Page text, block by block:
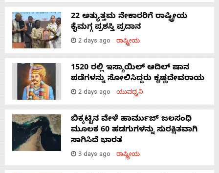
22 ಅತ್ಯುತ್ತಮ ನೇಕಾರರಿಗೆ ರಾಷ್ಟ್ರೀಯ
ಕೈಮಗ್ಗ ಪ್ರಶಸ್ತಿ ಪ್ರದಾನ
2 days ago ರಾಷ್ಟ್ರೀಯ
1520 ರಲ್ಲಿ ಇಸ್ಮಾಯಿಲ್ ಆದಿಲ್ ಷಾನ
ಪಡೆಗಳನ್ನು ಸೋಲಿಸಿದ್ದರು ಕೃಷ್ಣದೇವರಾಯ
2 days ago ಯುವಧ್ವನಿ
ಬಿಕ್ಕಟ್ಟಿನ ವೇಳೆ ಹಾರ್ಮುಜ್ ಜಲಸಂಧಿ
ಮೂಲಕ 60 ಹಡಗುಗಳನ್ನು ಸುರಕ್ಷಿತವಾಗಿ
ಸಾಗಿಸಿದೆ ಭಾರತ
3 days ago ರಾಷ್ಟ್ರೀಯ